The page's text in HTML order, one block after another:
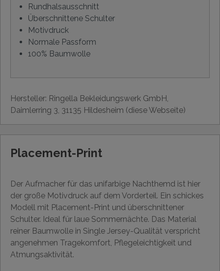
Rundhalsausschnitt
Überschnittene Schulter
Motivdruck
Normale Passform
100% Baumwolle
Hersteller: Ringella Bekleidungswerk GmbH,
Daimlerring 3, 31135 Hildesheim (diese Webseite)
Placement-Print
Der Aufmacher für das unifarbige Nachthemd ist hier
der große Motivdruck auf dem Vorderteil. Ein schickes
Modell mit Placement-Print und überschnittener
Schulter. Ideal für laue Sommernächte. Das Material
reiner Baumwolle in Single Jersey-Qualität verspricht
angenehmen Tragekomfort, Pflegeleichtigkeit und
Atmungsaktivität.